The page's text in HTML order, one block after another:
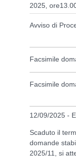
2025,
Avviso di
Facsimile
Facsimile
12/09/2025 -
Scaduto il
domande
2025/11, si